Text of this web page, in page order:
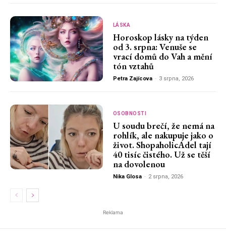
LÁSKA
Horoskop lásky na týden
od 3. srpna: Venuše se
vrací domů do Vah a mění
tón vztahů
Petra Zajícova - 3 srpna, 2026
OSOBNOSTI
U soudu brečí, že nemá na
rohlík, ale nakupuje jako o
život. ShopaholicAdel tají
40 tisíc čistého. Už se těší
na dovolenou
Nika Glosa - 2 srpna, 2026
Reklama